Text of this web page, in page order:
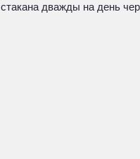
дважды на день